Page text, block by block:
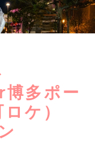
博多ポー
ケ）